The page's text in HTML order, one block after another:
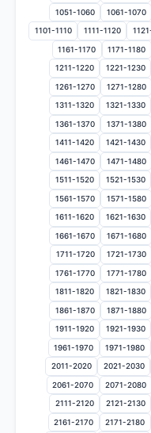
1051-1060 1061-1070
1101-1110 1111-1120
1161-1170 1171-1180
1211-1220 1221-1230
1261-1270 1271-1280
1311-1320 1321-1330
1361-1370 1371-1380
1411-1420 1421-1430
1461-1470 1471-1480
1511-1520 1521-1530
1561-1570 1571-1580
1611-1620 1621-1630
1661-1670 1671-1680
1711-1720 1721-1730
1761-1770 1771-1780
1811-1820 1821-1830
1861-1870 1871-1880
1911-1920 1921-1930
1961-1970 1971-1980
2011-2020 2021-2030
2061-2070 2071-2080
2111-2120 2121-2130
2161-2170 2171-2180